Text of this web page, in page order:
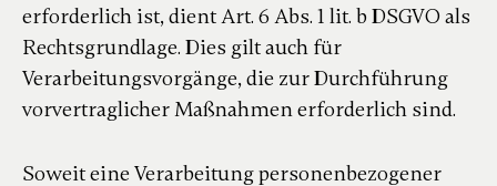
erforderlich ist, dient Art. 6 Abs. 1 lit. b DSGVO als
Rechtsgrundlage. Dies gilt auch für
Verarbeitungsvorgänge, die zur Durchführung
vorvertraglicher Maßnahmen erforderlich sind.
Soweit eine Verarbeitung personenbezogener